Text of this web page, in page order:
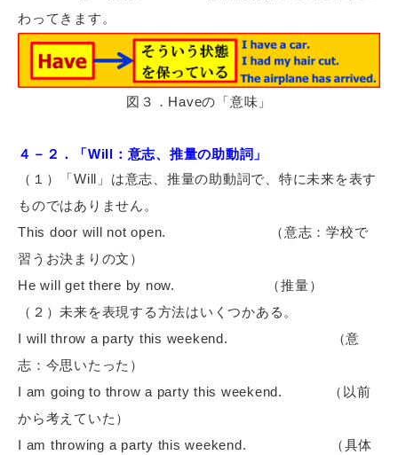
わってきます。
図３．Haveの「意味」
４－２．「Will：意志、推量の助動詞」
（１）「Will」は意志、推量の助動詞で、特に未来を表す
ものではありません。
This door will not open.
（意志：学校で
習うお決まりの文）
He will get there by now.
（推量）
（２）未来を表現する方法はいくつかある。
I will throw a party this weekend.
（意
志：今思いたった）
I am going to throw a party this weekend.
（以前
から考えていた）
I am throwing a party this weekend.
（具体